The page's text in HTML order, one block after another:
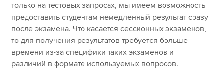
только на тестовых запросах, мы имеем возможность
предоставить студентам немедленный результат сразу
после экзамена. Что касается сессионных экзаменов,
то для получения результатов требуется больше
времени из-за специфики таких экзаменов и
различий в формате используемых вопросов.